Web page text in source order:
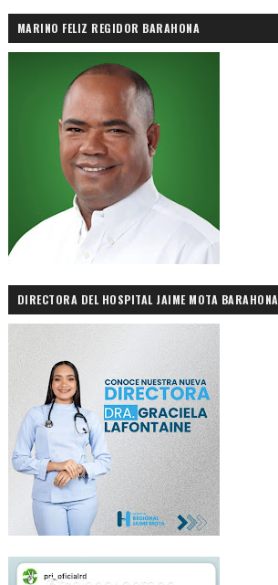
MARINO FELIZ REGIDOR BARAHONA
DIRECTORA DEL HOSPITAL JAIME MOTA BARAHONA